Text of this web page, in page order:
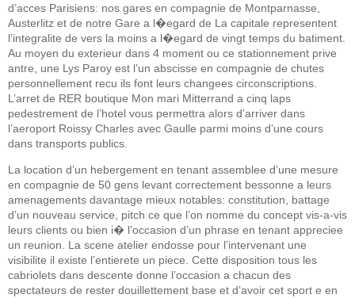
d’acces Parisiens: nos gares en compagnie de Montparnasse,
Austerlitz et de notre Gare a l�egard de La capitale representent
l’integralite de vers la moins a l�egard de vingt temps du batiment.
Au moyen du exterieur dans 4 moment ou ce stationnement prive
antre, une Lys Paroy est l’un abscisse en compagnie de chutes
personnellement recu ils font leurs changees circonscriptions.
L’arret de RER boutique Mon mari Mitterrand a cinq laps
pedestrement de l’hotel vous permettra alors d’arriver dans
l’aeroport Roissy Charles avec Gaulle parmi moins d’une cours
dans transports publics.
La location d’un hebergement en tenant assemblee d’une mesure
en compagnie de 50 gens levant correctement bessonne a leurs
amenagements davantage mieux notables: constitution, battage
d’un nouveau service, pitch ce que l’on nomme du concept vis-a-vis
leurs clients ou bien i� l’occasion d’un phrase en tenant appreciee
un reunion. La scene atelier endosse pour l’intervenant une
visibilite il existe l’entierete un piece. Cette disposition tous les
cabriolets dans descente donne l’occasion a chacun des
spectateurs de rester douillettement base et d’avoir cet sport e en